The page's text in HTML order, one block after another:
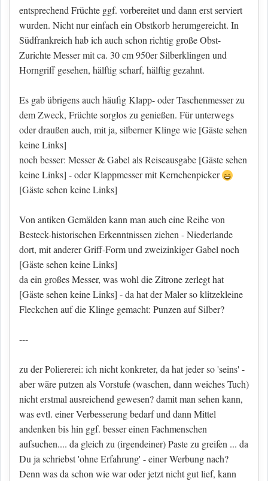
entsprechend Früchte ggf. vorbereitet und dann erst serviert
wurden. Nicht nur einfach ein Obstkorb herumgereicht. In
Südfrankreich hab ich auch schon richtig große Obst-
Zurichte Messer mit ca. 30 cm 950er Silberklingen und
Horngriff gesehen, hälftig scharf, hälftig gezahnt.
Es gab übrigens auch häufig Klapp- oder Taschenmesser zu
dem Zweck, Früchte sorglos zu genießen. Für unterwegs
oder draußen auch, mit ja, silberner Klinge wie [Gäste sehen
keine Links]
noch besser: Messer & Gabel als Reiseausgabe [Gäste sehen
keine Links] - oder Klappmesser mit Kernchenpicker
[Gäste sehen keine Links]
Von antiken Gemälden kann man auch eine Reihe von
Besteck-historischen Erkenntnissen ziehen - Niederlande
dort, mit anderer Griff-Form und zweizinkiger Gabel noch
[Gäste sehen keine Links]
da ein großes Messer, was wohl die Zitrone zerlegt hat
[Gäste sehen keine Links] - da hat der Maler so klitzekleine
Fleckchen auf die Klinge gemacht: Punzen auf Silber?
---
zu der Poliererei: ich nicht konkreter, da hat jeder so 'seins' -
aber wäre putzen als Vorstufe (waschen, dann weiches Tuch)
nicht erstmal ausreichend gewesen? damit man sehen kann,
was evtl. einer Verbesserung bedarf und dann Mittel
andenken bis hin ggf. besser einen Fachmenschen
aufsuchen.... da gleich zu (irgendeiner) Paste zu greifen ... da
Du ja schriebst 'ohne Erfahrung' - einer Werbung nach?
Denn was da schon wie war oder jetzt nicht gut lief, kann